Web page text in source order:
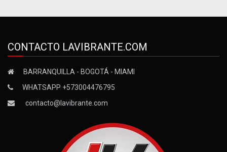
CONTACTO LAVIBRANTE.COM
BARRANQUILLA - BOGOTÁ - MIAMI
WHATSAPP +573004476795
contacto@lavibrante.com